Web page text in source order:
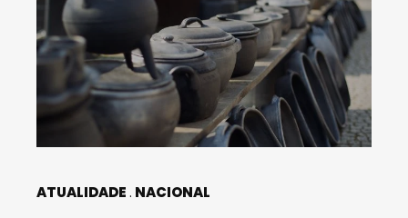
ATUALIDADE NACIONAL